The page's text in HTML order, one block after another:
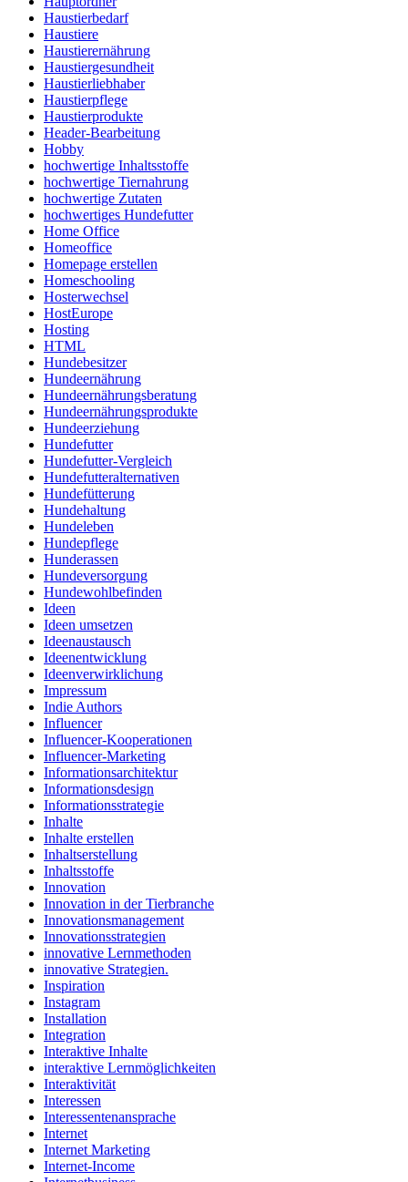
Haustierbedarf
Haustiere
Haustierernährung
Haustiergesundheit
Haustierliebhaber
Haustierpflege
Haustierprodukte
Header-Bearbeitung
Hobby
hochwertige Inhaltsstoffe
hochwertige Tiernahrung
hochwertige Zutaten
hochwertiges Hundefutter
Home Office
Homeoffice
Homepage erstellen
Homeschooling
Hosterwechsel
HostEurope
Hosting
HTML
Hundebesitzer
Hundeernährung
Hundeernährungsberatung
Hundeernährungsprodukte
Hundeerziehung
Hundefutter
Hundefutter-Vergleich
Hundefutteralternativen
Hundefütterung
Hundehaltung
Hundeleben
Hundepflege
Hunderassen
Hundeversorgung
Hundewohlbefinden
Ideen
Ideen umsetzen
Ideenaustausch
Ideenentwicklung
Ideenverwirklichung
Impressum
Indie Authors
Influencer
Influencer-Kooperationen
Influencer-Marketing
Informationsarchitektur
Informationsdesign
Informationsstrategie
Inhalte
Inhalte erstellen
Inhaltserstellung
Inhaltsstoffe
Innovation
Innovation in der Tierbranche
Innovationsmanagement
Innovationsstrategien
innovative Lernmethoden
innovative Strategien.
Inspiration
Instagram
Installation
Integration
Interaktive Inhalte
interaktive Lernmöglichkeiten
Interaktivität
Interessen
Interessentenansprache
Internet
Internet Marketing
Internet-Income